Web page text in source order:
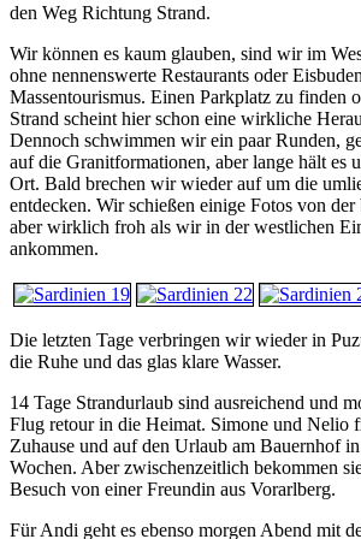
den Weg Richtung Strand.
Wir können es kaum glauben, sind wir im
ohne nennenswerte Restaurants oder
Massentourismus. Einen Parkplatz zu finden
Strand scheint hier schon eine wirkliche
Dennoch schwimmen wir ein paar Runden,
auf die Granitformationen, aber lange hält es
Ort. Bald brechen wir wieder auf um die
entdecken. Wir schießen einige Fotos von
aber wirklich froh als wir in der westlichen
ankommen.
Die letzten Tage verbringen wir wieder in
die Ruhe und das glas klare Wasser.
14 Tage Strandurlaub sind ausreichend und
Flug retour in die Heimat. Simone und Nelio
Zuhause und auf den Urlaub am Bauernhof
Wochen. Aber zwischenzeitlich bekommen
Besuch von einer Freundin aus Vorarlberg.
Für Andi geht es ebenso morgen Abend mit